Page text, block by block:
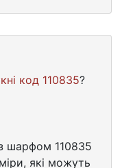
код 110835?
шарфом 110835
які можуть